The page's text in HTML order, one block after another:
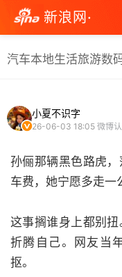
新浪网·
汽车本地生活旅游数
小夏不识字
26-06-03 18:05 微博
孙俪那辆黑色路虎
车费，她宁愿多走一
这事搁谁身上都别
折腾自己。网友当
抠。